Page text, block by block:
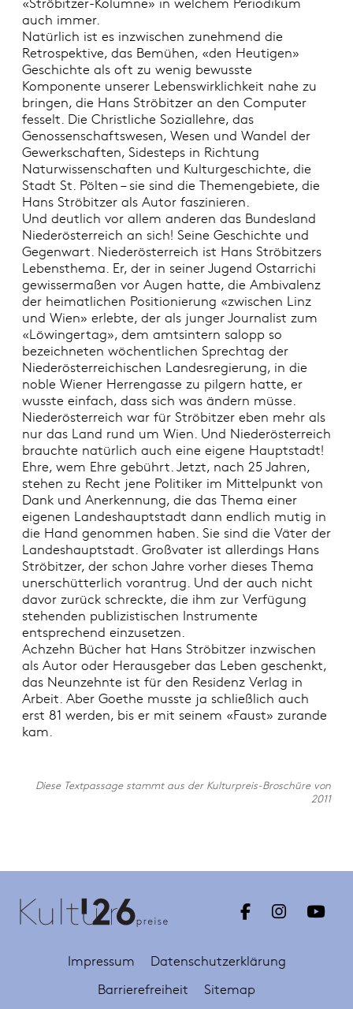
auch immer.
Natürlich ist es inzwischen zunehmend die
Retrospektive, das Bemühen, «den Heutigen»
Geschichte als oft zu wenig bewusste
Komponente unserer Lebenswirklichkeit nahe zu
bringen, die Hans Ströbitzer an den Computer
fesselt. Die Christliche Soziallehre, das
Genossenschaftswesen, Wesen und Wandel der
Gewerkschaften, Sidesteps in Richtung
Naturwissenschaften und Kulturgeschichte, die
Stadt St. Pölten – sie sind die Themengebiete, die
Hans Ströbitzer als Autor faszinieren.
Und deutlich vor allem anderen das Bundesland
Niederösterreich an sich! Seine Geschichte und
Gegenwart. Niederösterreich ist Hans Ströbitzers
Lebensthema. Er, der in seiner Jugend Ostarrichi
gewissermaßen vor Augen hatte, die Ambivalenz
der heimatlichen Positionierung «zwischen Linz
und Wien» erlebte, der als junger Journalist zum
«Löwingertag», dem amtsintern salopp so
bezeichneten wöchentlichen Sprechtag der
Niederösterreichischen Landesregierung, in die
noble Wiener Herrengasse zu pilgern hatte, er
wusste einfach, dass sich was ändern müsse.
Niederösterreich war für Ströbitzer eben mehr als
nur das Land rund um Wien. Und Niederösterreich
brauchte natürlich auch eine eigene Hauptstadt!
Ehre, wem Ehre gebührt. Jetzt, nach 25 Jahren,
stehen zu Recht jene Politiker im Mittelpunkt von
Dank und Anerkennung, die das Thema einer
eigenen Landeshauptstadt dann endlich mutig in
die Hand genommen haben. Sie sind die Väter der
Landeshauptstadt. Großvater ist allerdings Hans
Ströbitzer, der schon Jahre vorher dieses Thema
unerschütterlich vorantrug. Und der auch nicht
davor zurück schreckte, die ihm zur Verfügung
stehenden publizistischen Instrumente
entsprechend einzusetzen.
Achzehn Bücher hat Hans Ströbitzer inzwischen
als Autor oder Herausgeber das Leben geschenkt,
das Neunzehnte ist für den Residenz Verlag in
Arbeit. Aber Goethe musste ja schließlich auch
erst 81 werden, bis er mit seinem «Faust» zurande
kam.
Diese Textpassage stammt aus der Kulturpreis-Broschüre von
2011
Impressum
Datenschutzerklärung
Barrierefreiheit
Sitemap